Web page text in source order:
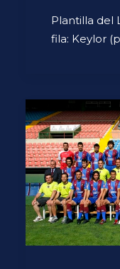
Plantilla del
fila: Keylor